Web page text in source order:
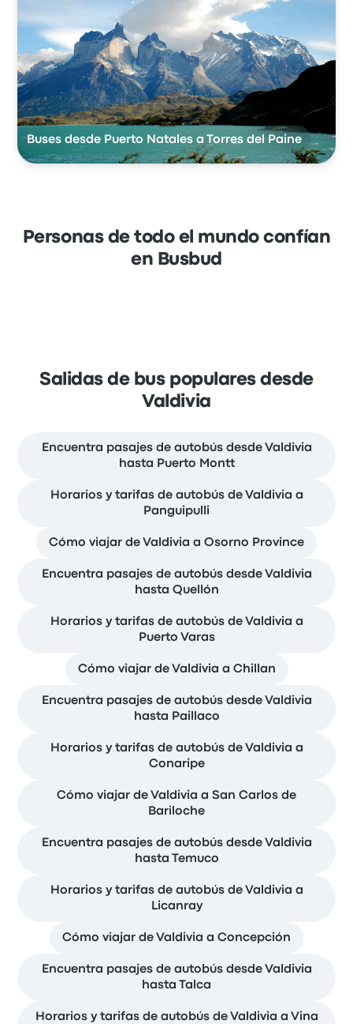
Buses desde Puerto Natales a Torres del Paine
Personas de todo el mundo confían
en Busbud
Salidas de bus populares desde
Valdivia
Encuentra pasajes de autobús desde Valdivia
hasta Puerto Montt
Horarios y tarifas de autobús de Valdivia a
Panguipulli
Cómo viajar de Valdivia a Osorno Province
Encuentra pasajes de autobús desde Valdivia
hasta Quellón
Horarios y tarifas de autobús de Valdivia a
Puerto Varas
Cómo viajar de Valdivia a Chillan
Encuentra pasajes de autobús desde Valdivia
hasta Paillaco
Horarios y tarifas de autobús de Valdivia a
Conaripe
Cómo viajar de Valdivia a San Carlos de
Bariloche
Encuentra pasajes de autobús desde Valdivia
hasta Temuco
Horarios y tarifas de autobús de Valdivia a
Licanray
Cómo viajar de Valdivia a Concepción
Encuentra pasajes de autobús desde Valdivia
hasta Talca
Horarios y tarifas de autobús de Valdivia a Vina